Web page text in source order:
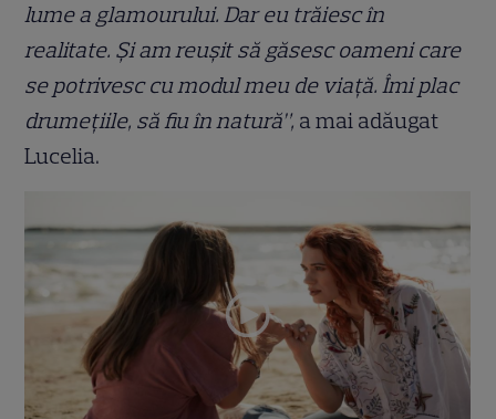
lume a glamourului. Dar eu trăiesc în
realitate. Și am reușit să găsesc oameni care
se potrivesc cu modul meu de viață. Îmi plac
drumețiile, să fiu în natură”, a mai adăugat
Lucelia.